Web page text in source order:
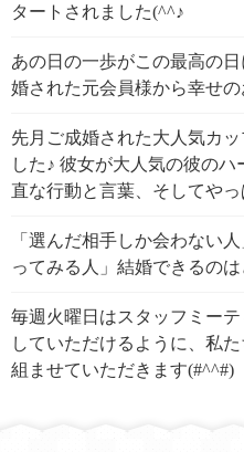
タートされました(^^♪
あの日の一歩がこの最高の
婚された元会員様から幸せ
先月ご成婚された大人気カ
した♪ 彼女が大人気の彼の
直な行動と言葉、そしてや
「選んだ相手しか会わない
ってみる人」結婚できるのは
毎週火曜日はスタッフミー
していただけるように、私
組ませていただきます(#^^#)